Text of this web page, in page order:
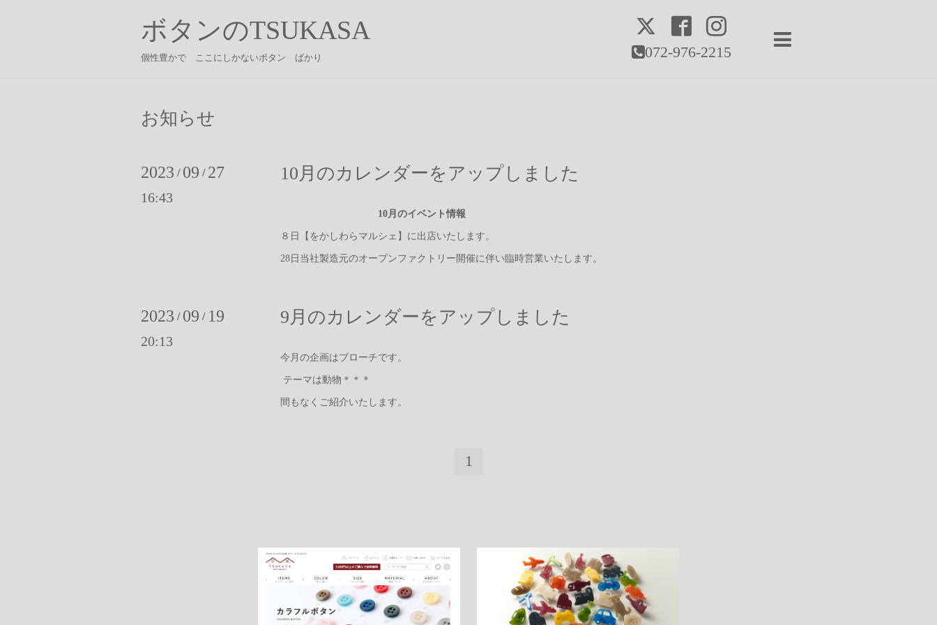
072-976-2215
ボタンのTSUKASA
個性豊かで ここにしかないボタン ばかり
お知らせ
2023 / 09 / 27
16:43
10月のカレンダーをアップしました
10月のイベント情報
８日【をかしわらマルシェ】に出店いたします。
28日当社製造元のオープンファクトリー開催に伴い臨時営業いたします。
2023 / 09 / 19
20:13
9月のカレンダーをアップしました
今月の企画はブローチです。
テーマは動物＊＊＊
間もなくご紹介いたします。
1